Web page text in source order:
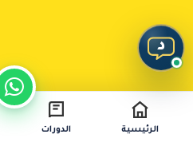
د
الرئيسية الدورات